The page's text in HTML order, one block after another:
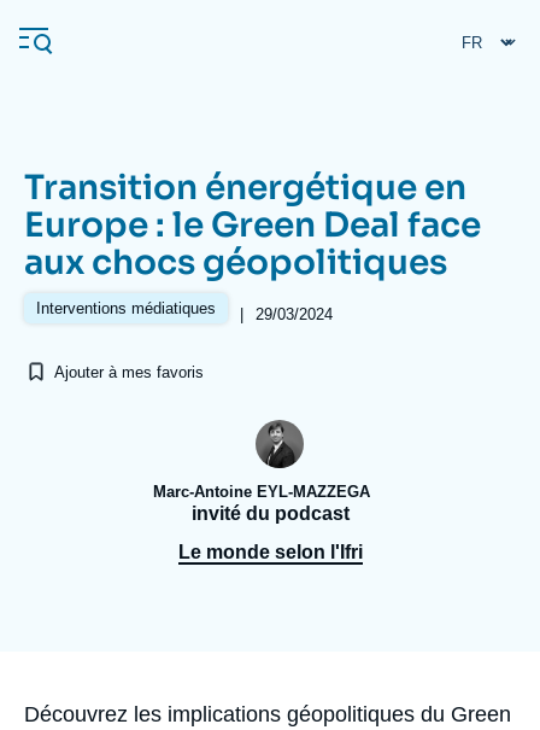
au
contenu
Navigation
principale
L'Ifri
Se connecter
À propos de l'Ifri
Proche-Orient
Transition énergétique en
Europe : le Green Deal face
aux chocs géopolitiques
Interventions médiatiques | 29/03/2024
Ajouter à mes favoris
Marc-Antoine EYL-MAZZEGA
invité du podcast
Le monde selon l'Ifri
Accroche
Découvrez les implications géopolitiques du Green